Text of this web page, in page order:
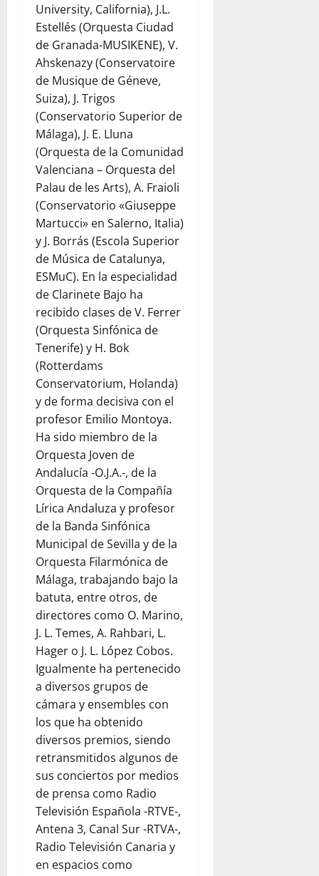
University, California), J.L.
Estellés (Orquesta Ciudad
de Granada-MUSIKENE), V.
Ahskenazy (Conservatoire
de Musique de Géneve,
Suiza), J. Trigos
(Conservatorio Superior de
Málaga), J. E. Lluna
(Orquesta de la Comunidad
Valenciana – Orquesta del
Palau de les Arts), A. Fraioli
(Conservatorio «Giuseppe
Martucci» en Salerno, Italia)
y J. Borrás (Escola Superior
de Música de Catalunya,
ESMuC). En la especialidad
de Clarinete Bajo ha
recibido clases de V. Ferrer
(Orquesta Sinfónica de
Tenerife) y H. Bok
(Rotterdams
Conservatorium, Holanda)
y de forma decisiva con el
profesor Emilio Montoya.
Ha sido miembro de la
Orquesta Joven de
Andalucía -O.J.A.-, de la
Orquesta de la Compañía
Lírica Andaluza y profesor
de la Banda Sinfónica
Municipal de Sevilla y de la
Orquesta Filarmónica de
Málaga, trabajando bajo la
batuta, entre otros, de
directores como O. Marino,
J. L. Temes, A. Rahbari, L.
Hager o J. L. López Cobos.
Igualmente ha pertenecido
a diversos grupos de
cámara y ensembles con
los que ha obtenido
diversos premios, siendo
retransmitidos algunos de
sus conciertos por medios
de prensa como Radio
Televisión Española -RTVE-,
Antena 3, Canal Sur -RTVA-,
Radio Televisión Canaria y
en espacios como